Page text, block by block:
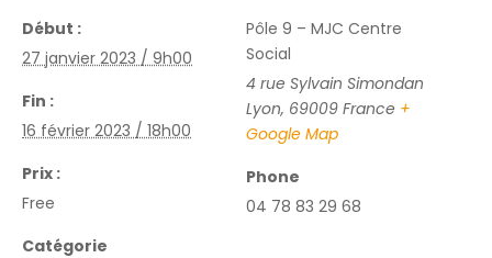
Début :
27 janvier 2023 / 9h00
Fin :
16 février 2023 / 18h00
Prix :
Free
Catégorie
Pôle 9 – MJC Centre
Social
4 rue Sylvain Simondan
Lyon, 69009 France +
Google Map
Phone
04 78 83 29 68